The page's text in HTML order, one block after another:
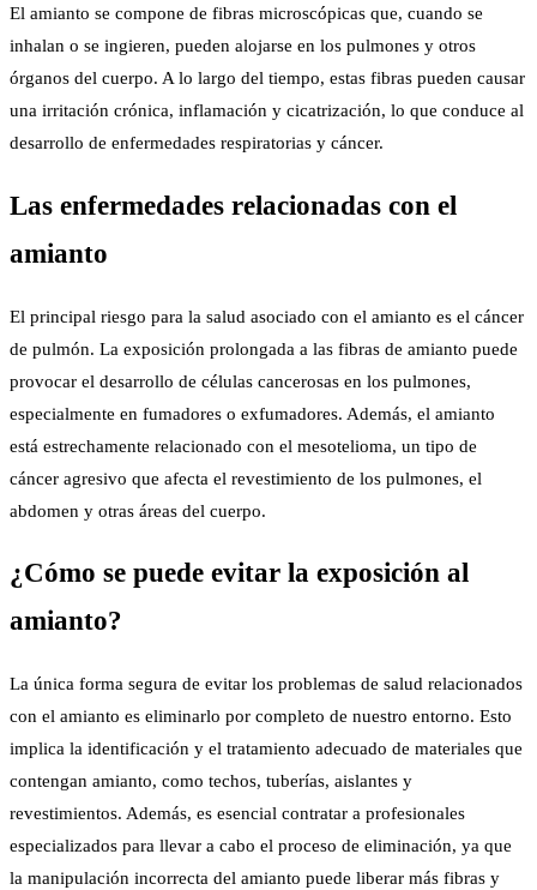
El amianto se compone de fibras microscópicas que, cuando se
inhalan o se ingieren, pueden alojarse en los pulmones y otros
órganos del cuerpo. A lo largo del tiempo, estas fibras pueden causar
una irritación crónica, inflamación y cicatrización, lo que conduce al
desarrollo de enfermedades respiratorias y cáncer.
Las enfermedades relacionadas con el
amianto
El principal riesgo para la salud asociado con el amianto es el cáncer
de pulmón. La exposición prolongada a las fibras de amianto puede
provocar el desarrollo de células cancerosas en los pulmones,
especialmente en fumadores o exfumadores. Además, el amianto
está estrechamente relacionado con el mesotelioma, un tipo de
cáncer agresivo que afecta el revestimiento de los pulmones, el
abdomen y otras áreas del cuerpo.
¿Cómo se puede evitar la exposición al
amianto?
La única forma segura de evitar los problemas de salud relacionados
con el amianto es eliminarlo por completo de nuestro entorno. Esto
implica la identificación y el tratamiento adecuado de materiales que
contengan amianto, como techos, tuberías, aislantes y
revestimientos. Además, es esencial contratar a profesionales
especializados para llevar a cabo el proceso de eliminación, ya que
la manipulación incorrecta del amianto puede liberar más fibras y